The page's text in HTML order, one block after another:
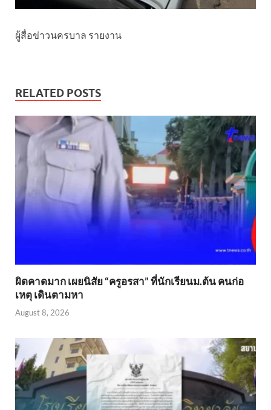
ผู้สื่อข่าวนครบาล รายงาน
RELATED POSTS
ผิดคาดมาก เผยนิสัย “ครูอรสา” ที่นักเรียนม.ต้น คนก่อ
เหตุ เดินตามหา
August 8, 2026